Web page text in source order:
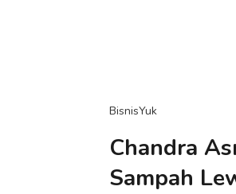
BisnisYuk
Chandra
Sampah